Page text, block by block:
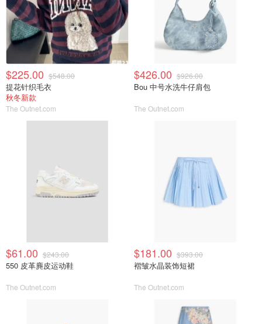
$225.00 $548.00
提花针织毛衣
秋冬新款
The Outnet.com
$426.00 $926.00
Bou 中号水洗牛仔肩包
The Outnet.com
$61.00 $243.00
550 皮革麂皮运动鞋
The Outnet.com
$181.00 $393.00
褶皱水晶装饰短裙
The Outnet.com